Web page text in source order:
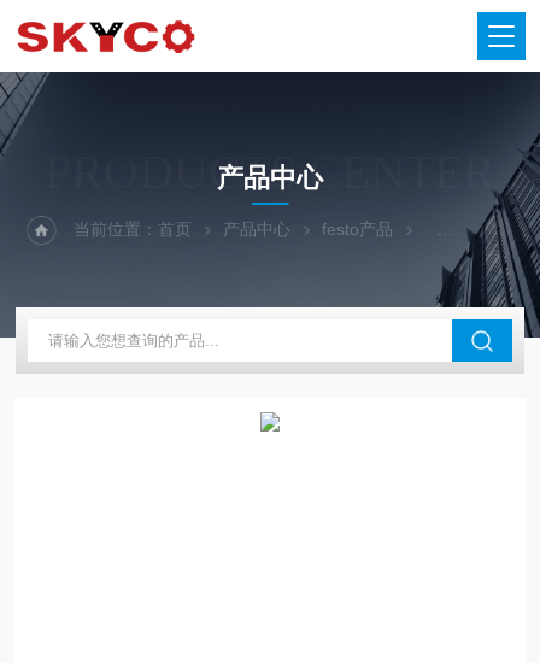
PRODUCTS CENTER
产品中心
当前位置：首页 产品中心 festo产品 FESTO气管